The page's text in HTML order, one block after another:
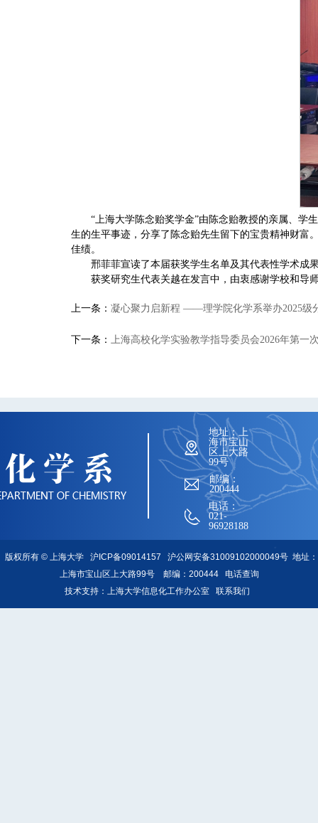
“上海大学陈念贻奖学金”由陈念贻教授的亲属、学
生的生平事迹，分享了陈念贻先生留下的宝贵精神财富
佳绩。
邢菲菲宣读了本届获奖学生名单及其代表性学术成
获奖研究生代表关越在发言中，由衷感谢学校和导
上一条： 凝心聚力启新程 ——理学院化学系举办2025级
下一条： 上海高校化学实验教学指导委员会2026年第一
地址：上
海市宝山
区上大路
99号
邮编：
200444
电话：
021-
96928188
版权所有 ©上海大学 沪ICP备09014157 沪公网安备31009102000049号地址：
上海市宝山区上大路99号 邮编：200444 电话查询
技术支持： 上海大学信息化工作办公室 联系我们